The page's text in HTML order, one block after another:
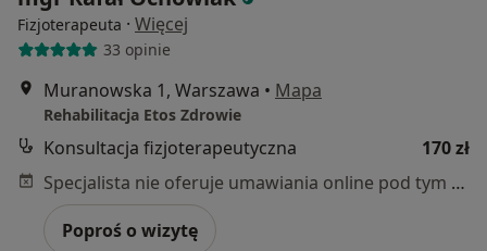
Fizjoterapeuta · Więcej
33 opinie
Muranowska 1, Warszawa • Mapa
Rehabilitacja Etos Zdrowie
Konsultacja fizjoterapeutyczna
170 zł
Specjalista nie oferuje umawiania online pod tym adresem.
Poproś o wizytę